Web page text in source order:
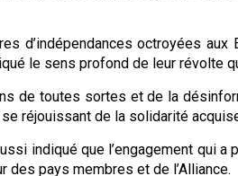
d’indépendances octroyées
le sens profond de leur révolte
de toutes sortes et de la
réjouissant de la solidarité
indiqué que l’engagement qui
des pays membres et de l’Alliance.